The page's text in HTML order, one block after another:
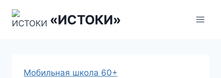
«ИСТОКИ»
Мобильная школа 60+